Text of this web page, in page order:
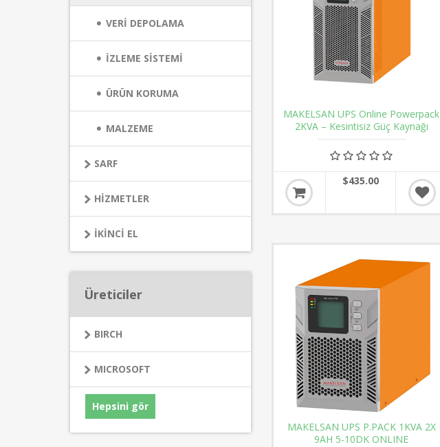
VERİ DEPOLAMA
İZLEME SİSTEMİ
ÜRÜN KORUMA
MALZEME
SARF
HİZMETLER
İKİNCİ EL
Üreticiler
BIRCH
MICROSOFT
Hepsini gör
MAKELSAN UPS Online Powerpack
2KVA – Kesintisiz Güç Kaynağı
$435.00
MAKELSAN UPS P.PACK 1KVA 2X
9AH 5-10DK ONLINE